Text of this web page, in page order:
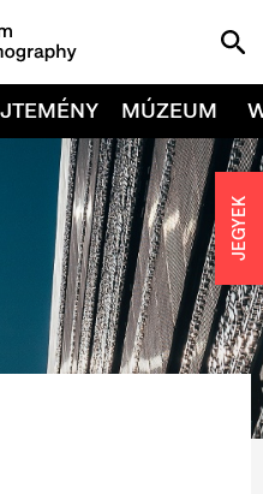
MÚZEUM
JEGYEK